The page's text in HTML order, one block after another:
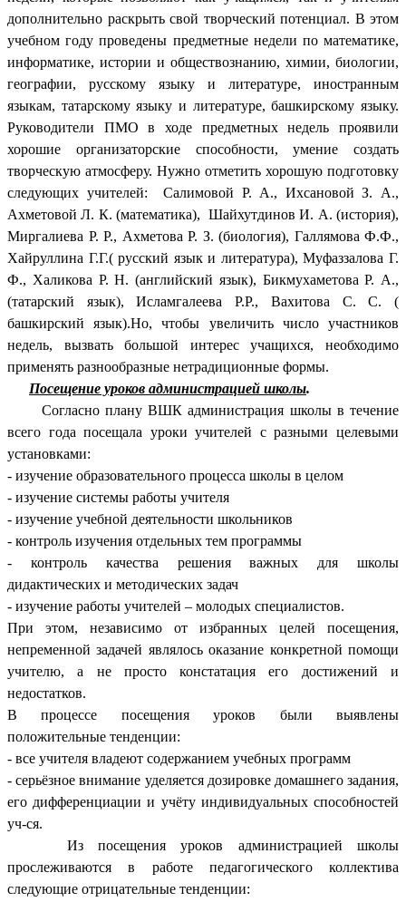
дополнительно раскрыть свой творческий потенциал. В этом
учебном году проведены предметные недели по математике,
информатике, истории и обществознанию, химии, биологии,
географии, русскому языку и литературе, иностранным
языкам, татарскому языку и литературе, башкирскому языку.
Руководители ПМО в ходе предметных недель проявили
хорошие организаторские способности, умение создать
творческую атмосферу. Нужно отметить хорошую подготовку
следующих учителей: Салимовой Р. А., Ихсановой З. А.,
Ахметовой Л. К. (математика), Шайхутдинов И. А. (история),
Миргалиева Р. Р., Ахметова Р. З. (биология), Галлямова Ф.Ф.,
Хайруллина Г.Г.( русский язык и литература), Муфаззалова Г.
Ф., Халикова Р. Н. (английский язык), Бикмухаметова Р. А.,
(татарский язык), Исламгалеева Р.Р., Вахитова С. С. (
башкирский язык).Но, чтобы увеличить число участников
недель, вызвать большой интерес учащихся, необходимо
применять разнообразные нетрадиционные формы.
Посещение уроков администрацией школы.
Согласно плану ВШК администрация школы в течение
всего года посещала уроки учителей с разными целевыми
установками:
- изучение образовательного процесса школы в целом
- изучение системы работы учителя
- изучение учебной деятельности школьников
- контроль изучения отдельных тем программы
- контроль качества решения важных для школы
дидактических и методических задач
- изучение работы учителей – молодых специалистов.
При этом, независимо от избранных целей посещения,
непременной задачей являлось оказание конкретной помощи
учителю, а не просто констатация его достижений и
недостатков.
В процессе посещения уроков были выявлены
положительные тенденции:
- все учителя владеют содержанием учебных программ
- серьёзное внимание уделяется дозировке домашнего задания,
его дифференциации и учёту индивидуальных способностей
уч-ся.
Из посещения уроков администрацией школы
прослеживаются в работе педагогического коллектива
следующие отрицательные тенденции: